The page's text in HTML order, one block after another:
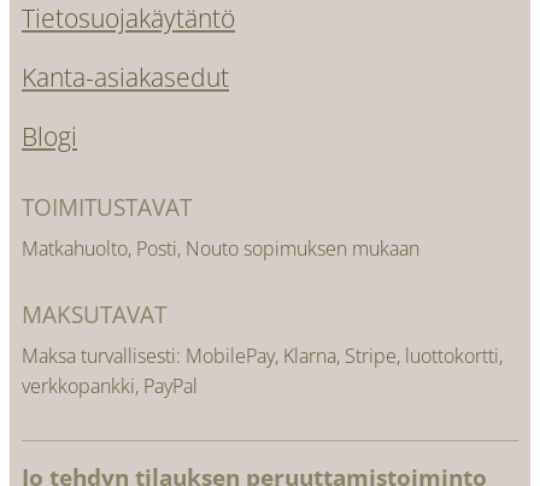
Tietosuojakäytäntö
Kanta-asiakasedut
Blogi
TOIMITUSTAVAT
Matkahuolto, Posti, Nouto sopimuksen mukaan
MAKSUTAVAT
Maksa turvallisesti: MobilePay, Klarna, Stripe, luottokortti,
verkkopankki, PayPal
Jo tehdyn tilauksen peruuttamistoiminto